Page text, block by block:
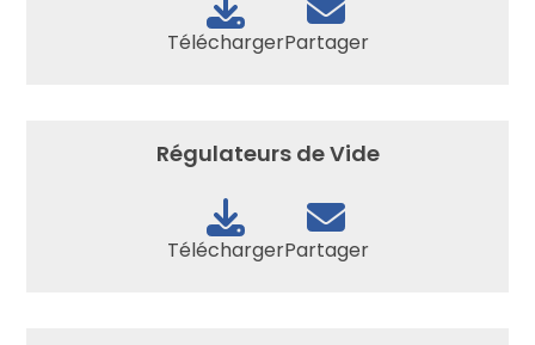
TéléchargerPartager
Régulateurs de Vide
TéléchargerPartager